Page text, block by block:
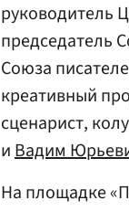
руководитель
председатель
Союза
креативный
сценарист,
иВадим
На площадке